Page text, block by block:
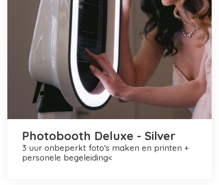
Photobooth Deluxe - Silver
3 uur onbeperkt foto's maken en printen +
personele begeleiding<